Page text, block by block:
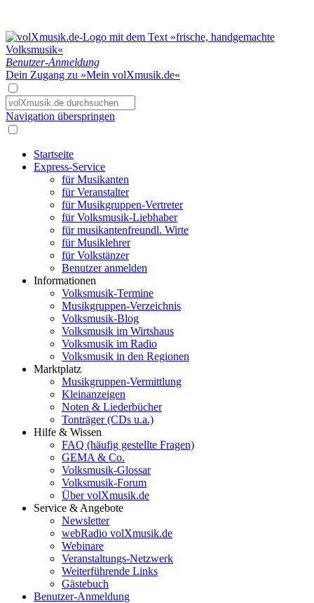
Benutzer-Anmeldung
Dein Zugang zu »Mein volXmusik.de«
Navigation überspringen
Startseite
Express-Service
für Musikanten
für Veranstalter
für Musikgruppen-Vertreter
für Volksmusik-Liebhaber
für musikantenfreundl. Wirte
für Musiklehrer
für Volkstänzer
Benutzer anmelden
Informationen
Volksmusik-Termine
Musikgruppen-Verzeichnis
Volksmusik-Blog
Volksmusik im Wirtshaus
Volksmusik im Radio
Volksmusik in den Regionen
Marktplatz
Musikgruppen-Vermittlung
Kleinanzeigen
Noten & Liederbücher
Tonträger (CDs u.a.)
Hilfe & Wissen
FAQ (häufig gestellte Fragen)
GEMA & Co.
Volksmusik-Glossar
Volksmusik-Forum
Über volXmusik.de
Service & Angebote
Newsletter
webRadio volXmusik.de
Webinare
Veranstaltungs-Netzwerk
Weiterführende Links
Gästebuch
Benutzer-Anmeldung